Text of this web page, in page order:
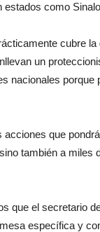
como
cubre
un
nacionales porque
que
también a miles
que el secretario
específica y